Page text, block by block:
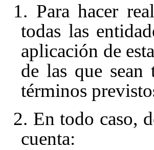
1. Para hacer
todas las
aplicación de
de las que sean
términos
2. En todo caso,
cuenta: